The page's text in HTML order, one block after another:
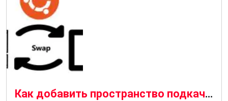
Как добавить пространство подкачки на Ubuntu 20.04